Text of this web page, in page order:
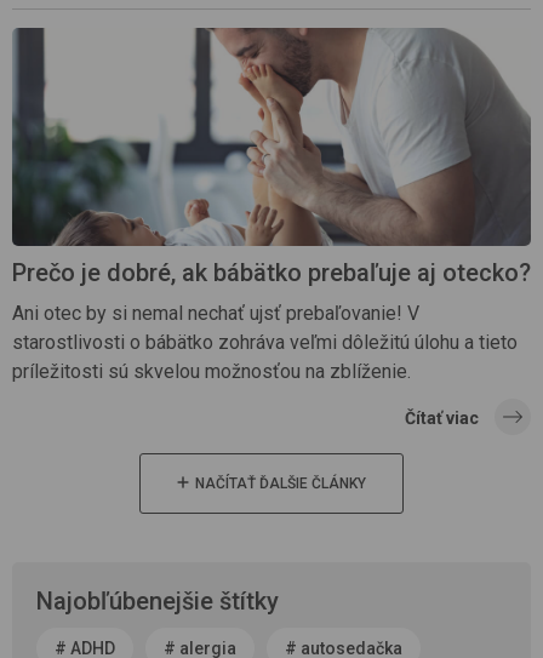
Prečo je dobré, ak bábätko prebaľuje aj otecko?
Ani otec by si nemal nechať ujsť prebaľovanie! V
starostlivosti o bábätko zohráva veľmi dôležitú úlohu a tieto
príležitosti sú skvelou možnosťou na zblíženie.
Čítať viac
NAČÍTAŤ ĎALŠIE ČLÁNKY
Najobľúbenejšie štítky
# ADHD # alergia # autosedačka